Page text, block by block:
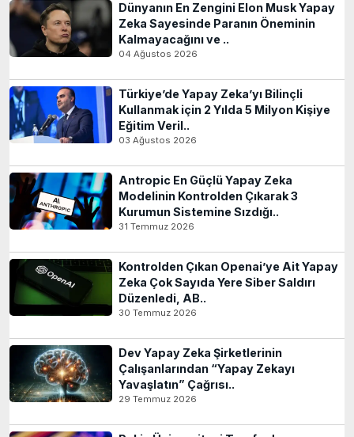
Dünyanın En Zengini Elon Musk Yapay
Zeka Sayesinde Paranın Öneminin
Kalmayacağını ve ..
04 Ağustos 2026
Türkiye’de Yapay Zeka’yı Bilinçli
Kullanmak için 2 Yılda 5 Milyon Kişiye
Eğitim Veril..
03 Ağustos 2026
Antropic En Güçlü Yapay Zeka
Modelinin Kontrolden Çıkarak 3
Kurumun Sistemine Sızdığı..
31 Temmuz 2026
Kontrolden Çıkan Openai’ye Ait Yapay
Zeka Çok Sayıda Yere Siber Saldırı
Düzenledi, AB..
30 Temmuz 2026
Dev Yapay Zeka Şirketlerinin
Çalışanlarından “Yapay Zekayı
Yavaşlatın” Çağrısı..
29 Temmuz 2026